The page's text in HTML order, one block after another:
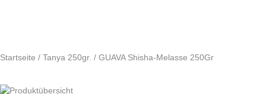
Startseite / Tanya 250gr. / GUAVA Shisha-Melasse 250Gr